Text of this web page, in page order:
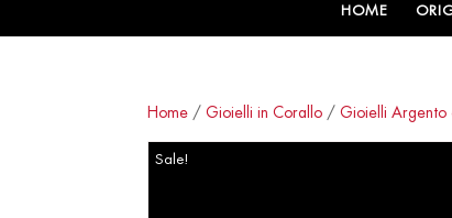
HOME
Home /Gioielli in Corallo /Gioielli Argento
Sale!